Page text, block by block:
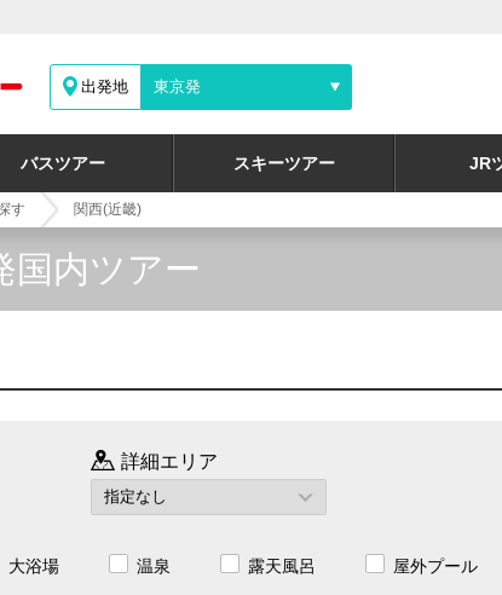
出発地 東京発
バスツアー スキーツアー JR
す 関西(近畿)
国内ツアー
詳細エリア
大浴場 温泉 露天風呂 屋外プール